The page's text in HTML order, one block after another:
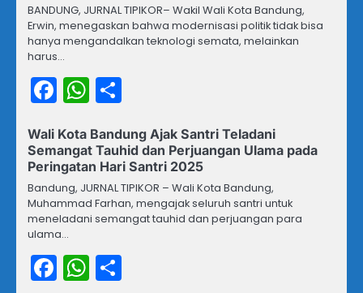
BANDUNG, JURNAL TIPIKOR– Wakil Wali Kota Bandung,
Erwin, menegaskan bahwa modernisasi politik tidak bisa
hanya mengandalkan teknologi semata, melainkan
harus…
Facebook
WhatsApp
Wali Kota Bandung Ajak Santri Teladani
Semangat Tauhid dan Perjuangan Ulama pada
Peringatan Hari Santri 2025
Bandung, JURNAL TIPIKOR – Wali Kota Bandung,
Muhammad Farhan, mengajak seluruh santri untuk
meneladani semangat tauhid dan perjuangan para
ulama…
Facebook
WhatsApp